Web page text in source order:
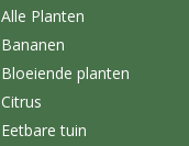
Alle Planten
Bananen
Bloeiende planten
Citrus
Eetbare tuin